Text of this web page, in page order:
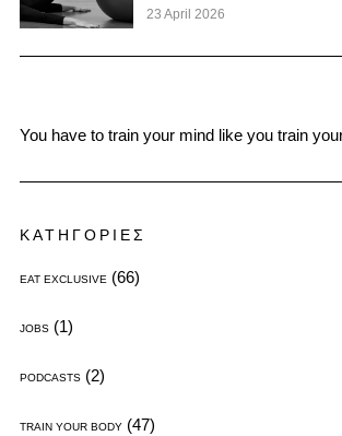
23 April 2026
You have to train your mind like you train
ΚΑΤΗΓΟΡΙΕΣ
EAT EXCLUSIVE (66)
JOBS(1)
PODCASTS(2)
TRAIN YOUR BODY(47)